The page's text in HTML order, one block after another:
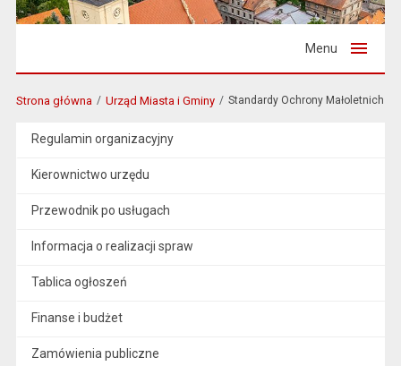
Menu
Strona główna Urząd Miasta i Gminy Standardy Ochrony Małoletnich
Regulamin organizacyjny
Kierownictwo urzędu
Przewodnik po usługach
Informacja o realizacji spraw
Tablica ogłoszeń
Finanse i budżet
Zamówienia publiczne